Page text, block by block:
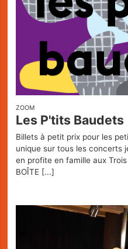
ZOOM
Les P'tits Baudets
Billets à petit prix pour les
unique sur tous les concerts
en profite en famille aux
BOÎTE [...]